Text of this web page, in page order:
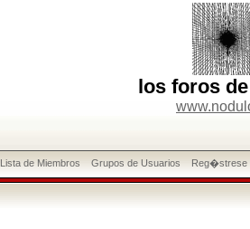
los foros
Lista de Miembros Grupos de Usuarios Reg�strese